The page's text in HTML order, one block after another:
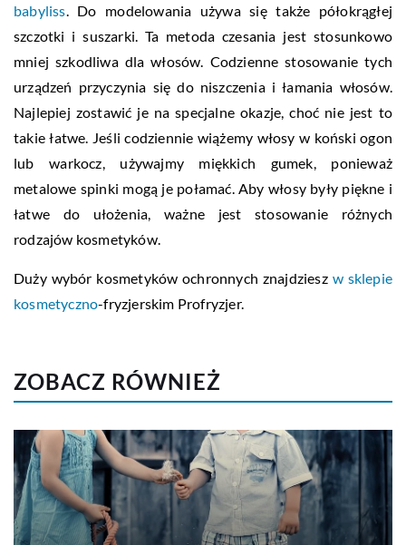
babyliss . Do modelowania używa się także półokrągłej
szczotki i suszarki. Ta metoda czesania jest stosunkowo
mniej szkodliwa dla włosów. Codzienne stosowanie tych
urządzeń przyczynia się do niszczenia i łamania włosów.
Najlepiej zostawić je na specjalne okazje, choć nie jest to
takie łatwe. Jeśli codziennie wiążemy włosy w koński ogon
lub warkocz, używajmy miękkich gumek, ponieważ
metalowe spinki mogą je połamać. Aby włosy były piękne i
łatwe do ułożenia, ważne jest stosowanie różnych
rodzajów kosmetyków.
Duży wybór kosmetyków ochronnych znajdziesz w sklepie
kosmetyczno-fryzjerskim Profryzjer.
ZOBACZ RÓWNIEŻ